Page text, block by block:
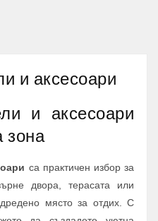
и аксесоари
и аксесоари
зона
са практичен избор за
двора, терасата или
място за отдих. С